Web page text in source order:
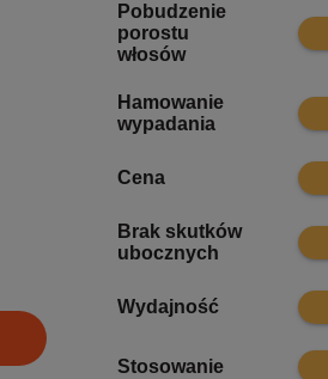
Pobudzenie
porostu
włosów
9.9
Hamowanie
wypadania
9.8
Cena 8.1
Brak skutków
ubocznych
9.7
Wydajność 10
Stosowanie 9.6